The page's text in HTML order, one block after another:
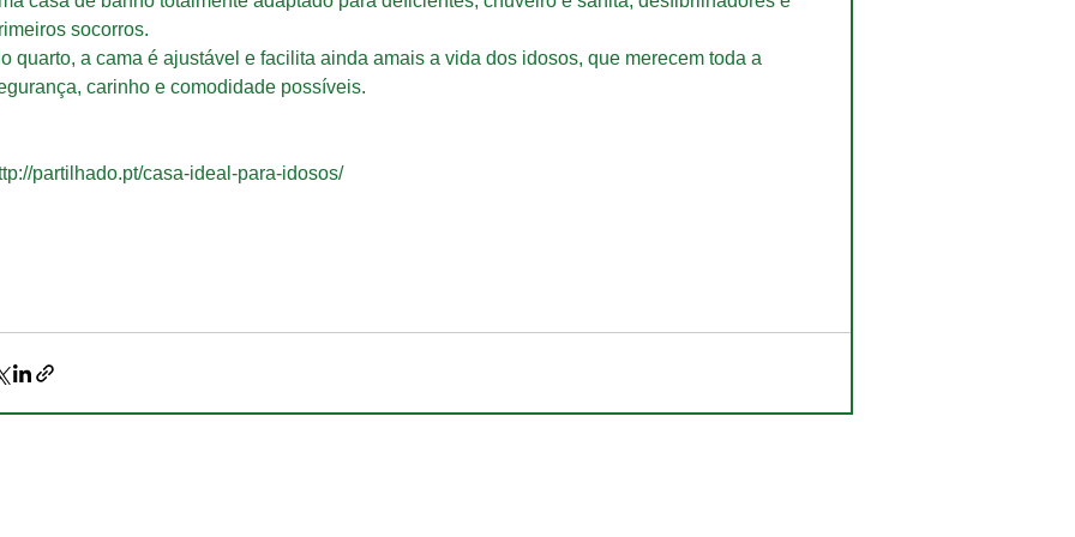
socorros.
quarto, a cama é ajustável e facilita ainda amais a vida dos idosos, que merecem toda a
carinho e comodidade possíveis.
partilhado.pt/casa-ideal-para-idosos/